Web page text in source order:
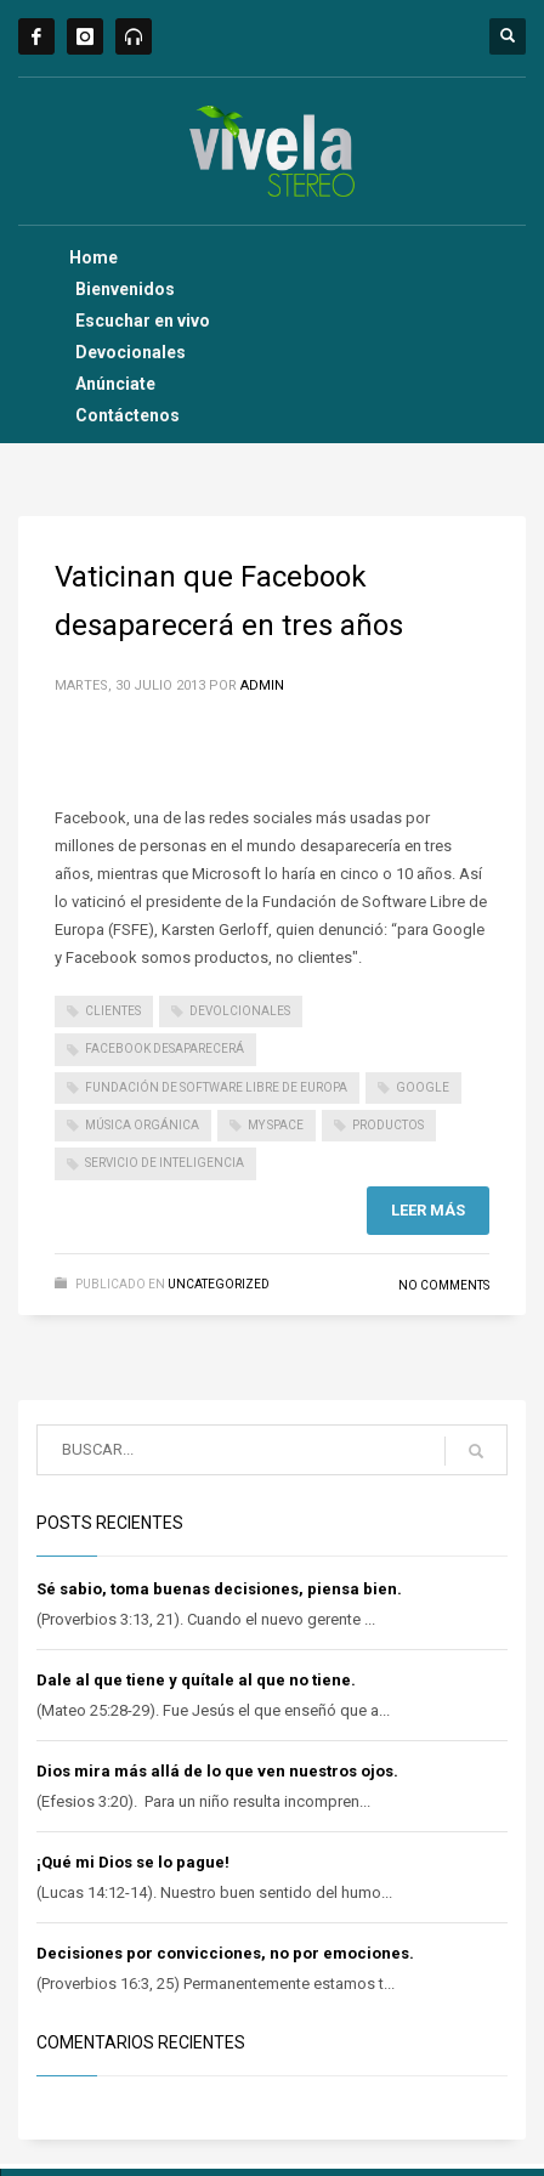
Home
Bienvenidos
Escuchar en vivo
Devocionales
Anúnciate
Contáctenos
Vaticinan que Facebook
desaparecerá en tres años
MARTES, 30 JULIO 2013 POR ADMIN
Facebook, una de las redes sociales más usadas por
millones de personas en el mundo desaparecería en tres
años, mientras que Microsoft lo haría en cinco o 10 años. Así
lo vaticinó el presidente de la Fundación de Software Libre de
Europa (FSFE), Karsten Gerloff, quien denunció: “para Google
y Facebook somos productos, no clientes".
CLIENTES DEVOLCIONALES
FACEBOOK DESAPARECERÁ
FUNDACIÓN DE SOFTWARE LIBRE DE EUROPA GOOGLE
MÚSICA ORGÁNICA MY SPACE PRODUCTOS
SERVICIO DE INTELIGENCIA
LEER MÁS
PUBLICADO EN UNCATEGORIZED NO COMMENTS
POSTS RECIENTES
Sé sabio, toma buenas decisiones, piensa bien.
(Proverbios 3:13, 21). Cuando el nuevo gerente ...
Dale al que tiene y quítale al que no tiene.
(Mateo 25:28-29). Fue Jesús el que enseñó que a...
Dios mira más allá de lo que ven nuestros ojos.
(Efesios 3:20). Para un niño resulta incompren...
¡Qué mi Dios se lo pague!
(Lucas 14:12-14). Nuestro buen sentido del humo...
Decisiones por convicciones, no por emociones.
(Proverbios 16:3, 25) Permanentemente estamos t...
COMENTARIOS RECIENTES